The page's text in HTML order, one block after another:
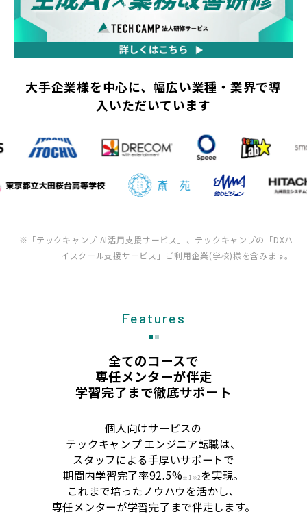
大手企業様を中心に、幅広い業種・業界で導
入いただいています
※「テックキャンプ AI活用支援サービス」、テックキャンプの「DXハ
イスクール支援サービス」ご利用企業(学校)様を含みます。
Features
全てのコースで
専任メンターが伴走
学習完了まで徹底サポート
個人向けサービスの
テックキャンプ エンジニア転職は、
スタッフによる手厚いサポートで
期間内学習完了率92.5%※ 1※2を実現。
これまで培ったノウハウを活かし、
専任メンターが学習完了まで伴走します。